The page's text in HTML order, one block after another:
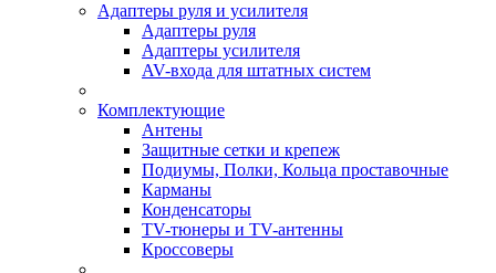
Адаптеры руля и усилителя
Адаптеры руля
Адаптеры усилителя
AV-входа для штатных систем
Комплектующие
Антены
Защитные сетки и крепеж
Подиумы, Полки, Кольца проставочные
Карманы
Конденсаторы
TV-тюнеры и TV-антенны
Кроссоверы